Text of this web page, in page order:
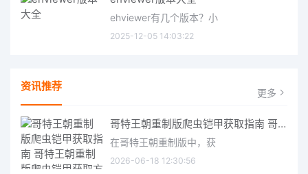
ehviewer有几个版本？小
2025-12-05 14:03:22
资讯推荐 更多
哥特王朝重制版爬虫铠甲获取指南 哥特王朝重制版爬虫铠甲获取方法
在哥特王朝重制版中，获
2026-06-18 12:30:56